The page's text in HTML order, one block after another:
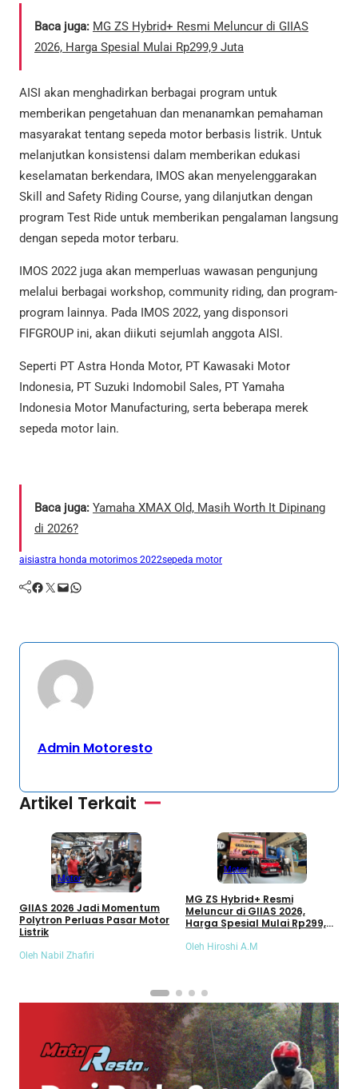
Baca juga: MG ZS Hybrid+ Resmi Meluncur di GIIAS
2026, Harga Spesial Mulai Rp299,9 Juta
AISI akan menghadirkan berbagai program untuk
memberikan pengetahuan dan menanamkan pemahaman
masyarakat tentang sepeda motor berbasis listrik. Untuk
melanjutkan konsistensi dalam memberikan edukasi
keselamatan berkendara, IMOS akan menyelenggarakan
Skill and Safety Riding Course, yang dilanjutkan dengan
program Test Ride untuk memberikan pengalaman langsung
dengan sepeda motor terbaru.
IMOS 2022 juga akan memperluas wawasan pengunjung
melalui berbagai workshop, community riding, dan program-
program lainnya. Pada IMOS 2022, yang disponsori
FIFGROUP ini, akan diikuti sejumlah anggota AISI.
Seperti PT Astra Honda Motor, PT Kawasaki Motor
Indonesia, PT Suzuki Indomobil Sales, PT Yamaha
Indonesia Motor Manufacturing, serta beberapa merek
sepeda motor lain.
Baca juga: Yamaha XMAX Old, Masih Worth It Dipinang
di 2026?
aisiastra honda motorimos 2022sepeda motor
Facebook Twitter Mail WhatsApp
Admin Motoresto
Artikel Terkait
Motor
GIIAS 2026 Jadi Momentum
Polytron Perluas Pasar Motor
Listrik
Oleh Nabil Zhafiri
Motor
MG ZS Hybrid+ Resmi
Meluncur di GIIAS 2026,
Harga Spesial Mulai Rp299,9
Oleh Hiroshi A.M